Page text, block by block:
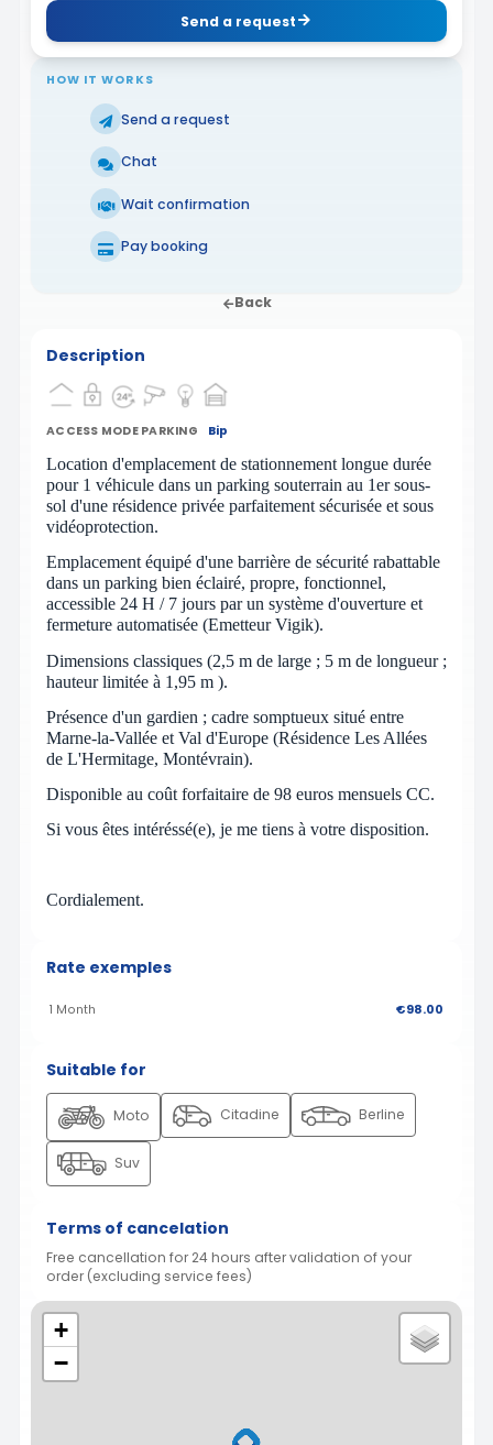
Send a request
HOW IT WORKS
Send a request
Chat
Wait confirmation
Pay booking
Back
Description
ACCESS MODE PARKING Bip
Location d'emplacement de stationnement longue durée
pour 1 véhicule dans un parking souterrain au 1er sous-
sol d'une résidence privée parfaitement sécurisée et sous
vidéoprotection.
Emplacement équipé d'une barrière de sécurité rabattable
dans un parking bien éclairé, propre, fonctionnel,
accessible 24 H / 7 jours par un système d'ouverture et
fermeture automatisée (Emetteur Vigik).
Dimensions classiques (2,5 m de large ; 5 m de longueur ;
hauteur limitée à 1,95 m ).
Présence d'un gardien ; cadre somptueux situé entre
Marne-la-Vallée et Val d'Europe (Résidence Les Allées
de L'Hermitage, Montévrain).
Disponible au coût forfaitaire de 98 euros mensuels CC.
Si vous êtes intéréssé(e), je me tiens à votre disposition.
Cordialement.
Rate exemples
1 Month €98.00
Suitable for
Moto Citadine Berline
Suv
Terms of cancelation
Free cancellation for 24 hours after validation of your
order (excluding service fees)
+
−